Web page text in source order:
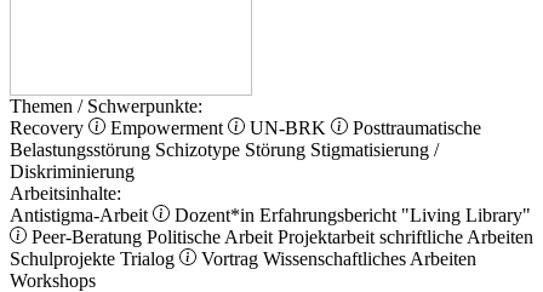
Themen / Schwerpunkte:
Recovery
Empowerment UN-BRK
Posttraumatische
Belastungsstörung Schizotype Störung Stigmatisierung /
Diskriminierung
Arbeitsinhalte:
Antistigma-Arbeit
Dozent*in Erfahrungsbericht "Living Library"
Peer-Beratung Politische Arbeit Projektarbeit schriftliche Arbeiten
Schulprojekte Trialog Vortrag Wissenschaftliches Arbeiten
Workshops